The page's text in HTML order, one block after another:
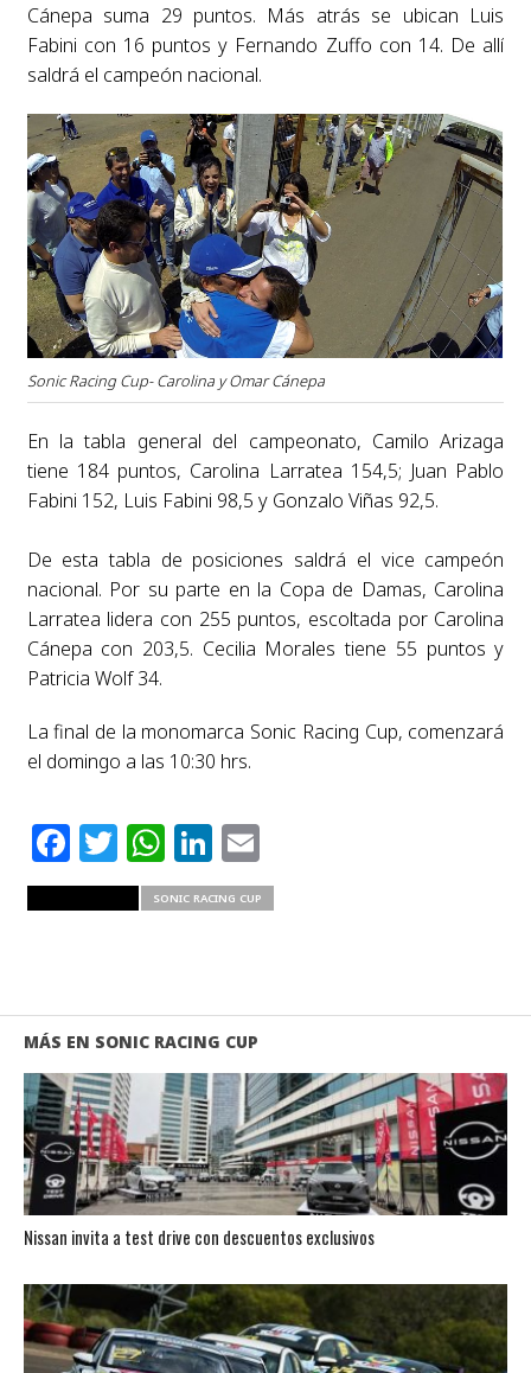
Cánepa suma 29 puntos. Más atrás se ubican Luis
Fabini con 16 puntos y Fernando Zuffo con 14. De allí
saldrá el campeón nacional.
Sonic Racing Cup- Carolina y Omar Cánepa
En la tabla general del campeonato, Camilo Arizaga
tiene 184 puntos, Carolina Larratea 154,5; Juan Pablo
Fabini 152, Luis Fabini 98,5 y Gonzalo Viñas 92,5.
De esta tabla de posiciones saldrá el vice campeón
nacional. Por su parte en la Copa de Damas, Carolina
Larratea lidera con 255 puntos, escoltada por Carolina
Cánepa con 203,5. Cecilia Morales tiene 55 puntos y
Patricia Wolf 34.
La final de la monomarca Sonic Racing Cup, comenzará
el domingo a las 10:30 hrs.
Facebook
Twitter
WhatsApp
LinkedIn
Email
SONIC RACING CUP
MÁS EN SONIC RACING CUP
Nissan invita a test drive con descuentos exclusivos